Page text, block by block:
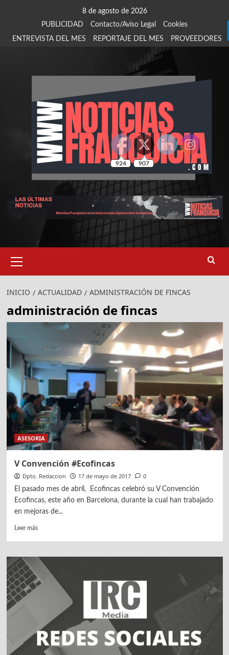
8 de agosto de 2026
PUBLICIDAD
Contacto/Aviso Legal
Cookies
ENTREVISTA DEL MES
REPORTAJE DEL MES PROVEEDORES
primario
INICIO ACTUALIDAD ADMINISTRACIÓN DE FINCAS
administración de fincas
ASESORIA
V Convención #Ecofincas
Dpto. Redaccion 17 de mayo de 2017 0
El pasado mes de abril, Ecofincas celebró su V Convención
Ecofincas, este año en Barcelona, durante la cual han trabajado
en mejoras de...
Leer másLeer
V
Convención
#Ecofincas
924 907